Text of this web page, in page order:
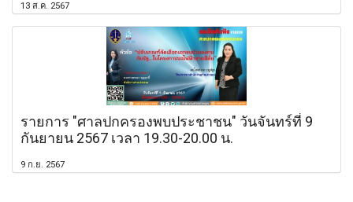
13 ส.ค. 2567
รายการ "ศาลปกครองพบประชาชน" วันจันทร์ที่ 9
กันยายน 2567 เวลา 19.30-20.00 น.
9 ก.ย. 2567